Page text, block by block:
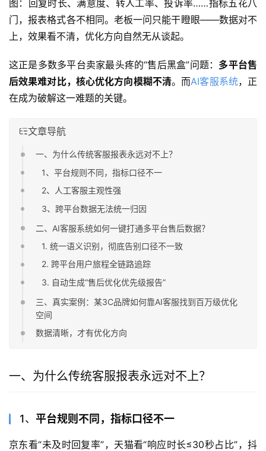
图：回复时长、满意度、转人工率、投诉率……指标五花八
门，报表格式各不相同。老板一问只能干瞪眼——数据对不
上，效果看不清，优化方向自然无从谈起。
这正是多数多平台卖家最头疼的“售后黑盒”问题： 多平台售
后效果难对比，核心优化方向模糊不清。而AI客服系统，正
在成为破解这一难题的关键。
文章导航
一、为什么传统客服报表永远对不上？
1、平台规则不同，指标口径不一
2、人工客服主观性强
3、跨平台数据无法统一归因
二、AI客服系统如何一键打通多平台售后数据？
1. 统一语义识别，彻底告别口径不一致
2. 跨平台用户旅程全链路追踪
3. 自动生成“售后优化优先级报告”
三、真实案例：某3C品牌如何靠AI客服找到百万级优化
空间
数据清晰，才有优化方向
一、为什么传统客服报表永远对不上？
1、 平台规则不同，指标口径不一
京东看“未及时回复率”，天猫看“响应时长≤30秒占比”，抖